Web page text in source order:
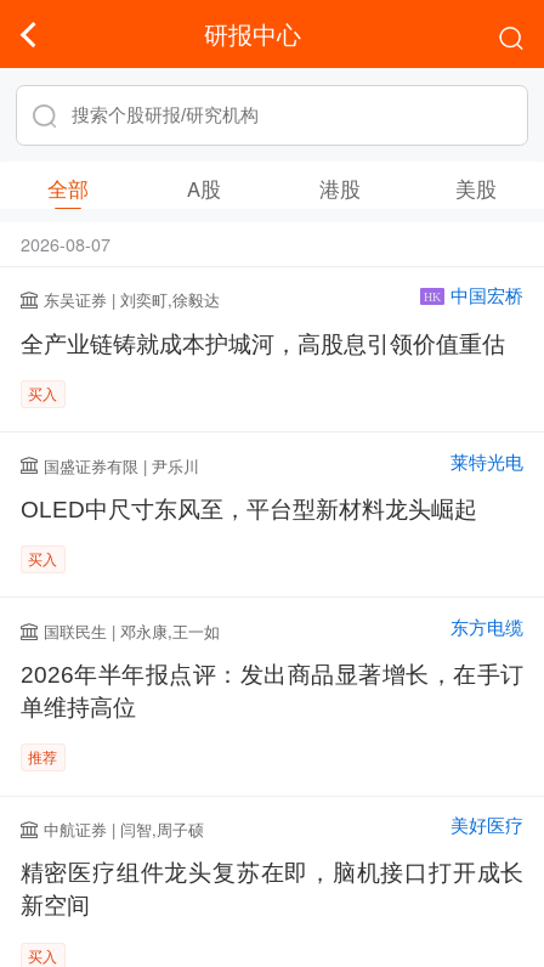
研报中心
全部 A股 港股 美股
2026-08-07
东吴证券 | 刘奕町,徐毅达 HK 中国宏桥
全产业链铸就成本护城河，高股息引领价值重估
买入
国盛证券有限 | 尹乐川 莱特光电
OLED中尺寸东风至，平台型新材料龙头崛起
买入
国联民生 | 邓永康,王一如 东方电缆
2026年半年报点评：发出商品显著增长，在手订
单维持高位
推荐
中航证券 | 闫智,周子硕 美好医疗
精密医疗组件龙头复苏在即，脑机接口打开成长
新空间
买入